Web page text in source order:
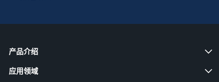
产品介绍
应用领域